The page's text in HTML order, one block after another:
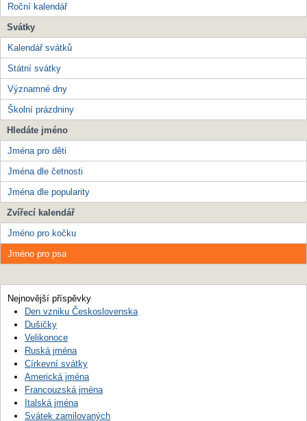
Roční kalendář
Svátky
Kalendář svátků
Státní svátky
Významné dny
Školní prázdniny
Hledáte jméno
Jména pro děti
Jména dle četnosti
Jména dle popularity
Zvířecí kalendář
Jméno pro kočku
Jméno pro psa
Nejnovější příspěvky
Den vzniku Československa
Dušičky
Velikonoce
Ruská jména
Církevní svátky
Americká jména
Francouzská jména
Italská jména
Svátek zamilovaných